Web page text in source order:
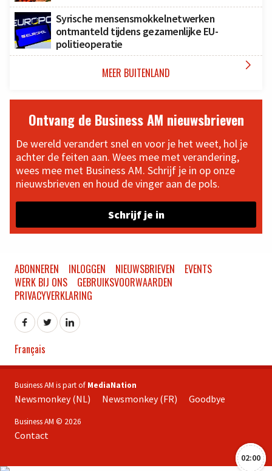
Syrische mensensmokkelnetwerken
ontmanteld tijdens gezamenlijke EU-
politieoperatie
MEER BUITENLAND 
Ontvang de Business AM nieuwsbrieven
De wereld verandert snel en voor je het weet, hol je
achter de feiten aan. Wees mee met verandering,
wees mee met Business AM. Schrijf je in op onze
nieuwsbrieven en houd de vinger aan de pols.
Schrijf je in
02:00
ABONNEREN INLOGGEN NIEUWSBRIEVEN
EVENTS
WERK BIJ ONS
GEBRUIKSVOORWAARDEN
PRIVACYVERKLARING
Français
Business AM is part of MediaNation
Newsmonkey (NL) Newsmonkey (FR) Goodbye
Business AM © 2026
Contact